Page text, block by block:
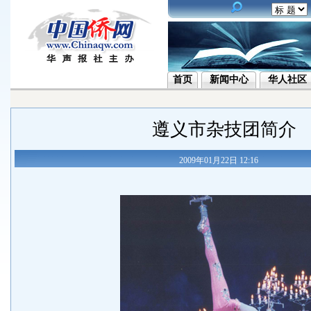
首页 新闻中心 华人社区
遵义市杂技团简介
2009年01月22日 12:16